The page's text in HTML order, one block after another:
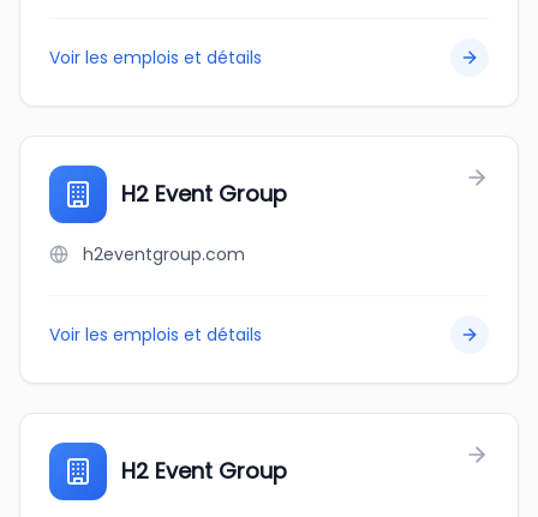
Voir les emplois et détails
H2 Event Group
h2eventgroup.com
Voir les emplois et détails
H2 Event Group